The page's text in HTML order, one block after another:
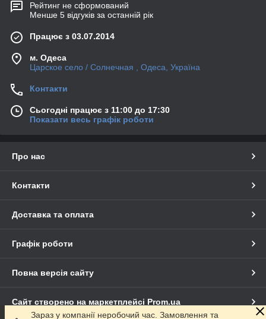
Рейтинг не сформований
Менше 5 відгуків за останній рік
Працює з 03.07.2014
м. Одеса
Царское село / Солнечная , Одеса, Україна
Контакти
Сьогодні працює з 11:00 до 17:30
Показати весь графік роботи
Про нас
Контакти
Доставка та оплата
Графік роботи
Повна версія сайту
Сайт створено на маркетплейсі Prom.ua
Зараз у компанії неробочий час. Замовлення та